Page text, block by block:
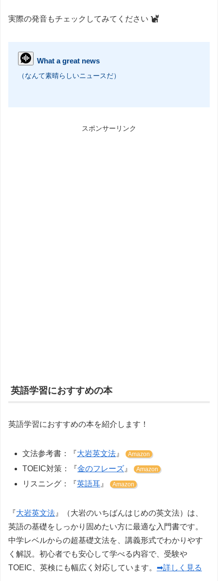
実際の発音もチェックしてみてください
What a great news
（なんて素晴らしいニュースだ）
スポンサーリンク
英語学習におすすめの本
英語学習におすすめの本を紹介します！
文法参考書：『大岩英文法 』 Amazon
TOEIC対策：『金のフレーズ 』 Amazon
リスニング：『英語耳 』 Amazon
『大岩英文法 』（大岩のいちばんはじめの英文法）は、
英語の基礎をしっかり固めたい方に最適な入門書です。
中学レベルからの超基礎文法を、講義形式でわかりやす
く解説。初心者でも安心して学べる内容で、受験や
TOEIC、英検にも幅広く対応しています。 ➡詳しく見る